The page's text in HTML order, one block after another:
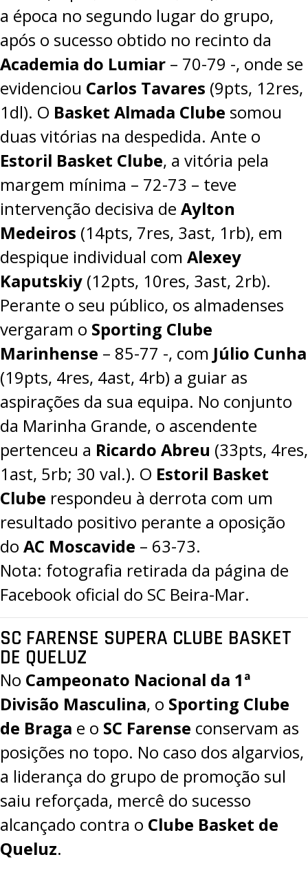
a época no segundo lugar do grupo,
após o sucesso obtido no recinto da
Academia do Lumiar – 70-79 -, onde se
evidenciou Carlos Tavares (9pts, 12res,
1dl). O Basket Almada Clube somou
duas vitórias na despedida. Ante o
Estoril Basket Clube, a vitória pela
margem mínima – 72-73 – teve
intervenção decisiva de Aylton
Medeiros (14pts, 7res, 3ast, 1rb), em
despique individual com Alexey
Kaputskiy (12pts, 10res, 3ast, 2rb).
Perante o seu público, os almadenses
vergaram o Sporting Clube
Marinhense – 85-77 -, com Júlio Cunha
(19pts, 4res, 4ast, 4rb) a guiar as
aspirações da sua equipa. No conjunto
da Marinha Grande, o ascendente
pertenceu a Ricardo Abreu (33pts, 4res,
1ast, 5rb; 30 val.). O Estoril Basket
Clube respondeu à derrota com um
resultado positivo perante a oposição
do AC Moscavide – 63-73.
Nota: fotografia retirada da página de
Facebook oficial do SC Beira-Mar.
SC FARENSE SUPERA CLUBE BASKET
DE QUELUZ
No Campeonato Nacional da 1ª
Divisão Masculina, o Sporting Clube
de Braga e o SC Farense conservam as
posições no topo. No caso dos algarvios,
a liderança do grupo de promoção sul
saiu reforçada, mercê do sucesso
alcançado contra o Clube Basket de
Queluz.